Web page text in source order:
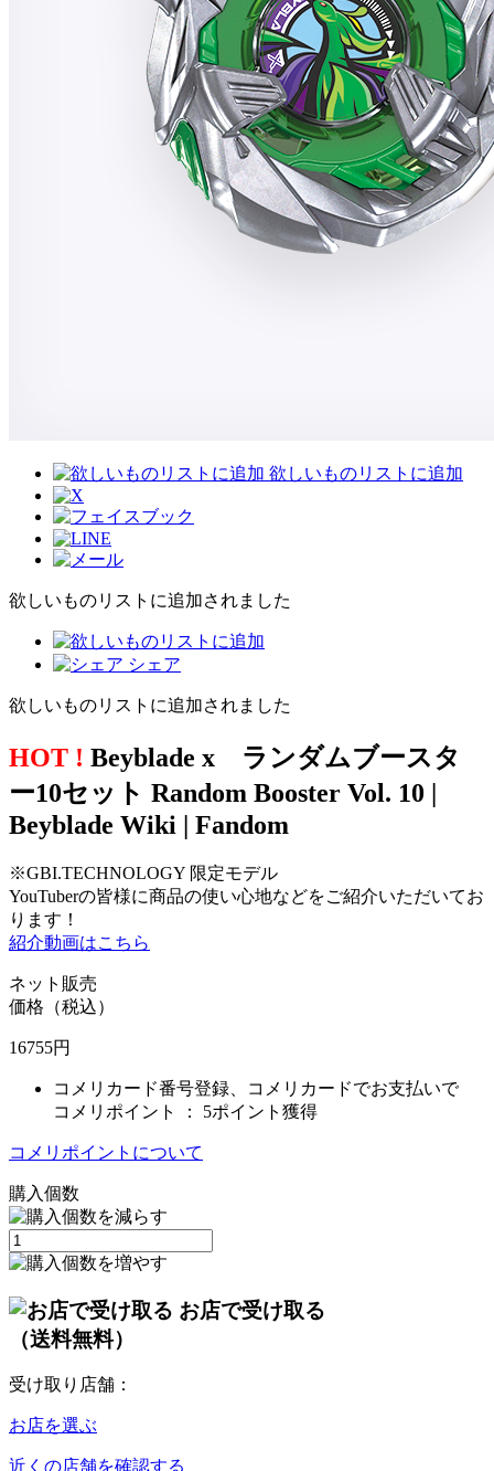
欲しいものリストに追加
欲しいものリストに追加されました
シェア
欲しいものリストに追加されました
HOT ! Beyblade x ランダムブースタ
ー10セット Random Booster Vol. 10 |
Beyblade Wiki | Fandom
※GBI.TECHNOLOGY 限定モデル
YouTuberの皆様に商品の使い心地などをご紹介いただいてお
ります！
紹介動画はこちら
ネット販売
価格（税込）
16755円
コメリカード番号登録、コメリカードでお支払いで
コメリポイント ： 5ポイント獲得
コメリポイントについて
購入個数
お店で受け取る
（送料無料）
受け取り店舗：
お店を選ぶ
近くの店舗を確認する